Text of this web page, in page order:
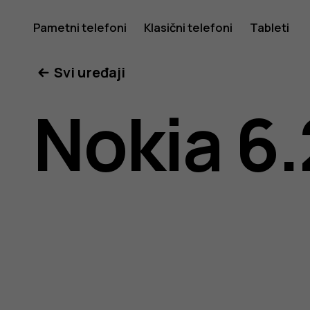
Nokia
6.2
uputstvo
Pametni telefoni Klasični telefoni Tableti
Svi uređaji
Nokia